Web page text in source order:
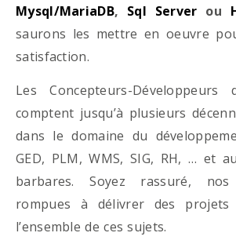
Mysql/MariaDB, Sql Server ou
saurons les mettre en oeuvre
satisfaction.
Les Concepteurs-Développeurs
comptent jusqu’à plusieurs
dans le domaine du
GED, PLM, WMS, SIG, RH, … et
barbares. Soyez rassuré,
rompues à délivrer des
l’ensemble de ces sujets.